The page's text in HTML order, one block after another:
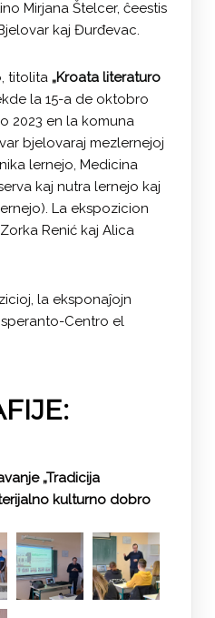
Mirjana Štelcer, ĉeestis
kaj Đurđevac.
titolita „Kroata literaturo
la 15-a de oktobro
2023 en la komuna
bjelovaraj mezlernejoj
lernejo, Medicina
kaj nutra lernejo kaj
La ekspozicion
Renić kaj Alica
la eksponaĵojn
Centro el
„Tradicija
kulturno dobro